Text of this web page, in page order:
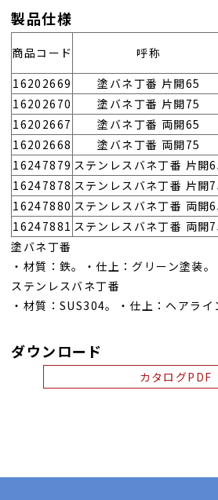
製品仕様
商品コード 呼称
16202669
塗バネ丁番 片開65
16202670
塗バネ丁番 片開75
16202667
塗バネ丁番 両開65
16202668
塗バネ丁番 両開75
16247879 ステンレスバネ丁番 片開
16247878 ステンレスバネ丁番 片開
16247880 ステンレスバネ丁番 両開
16247881 ステンレスバネ丁番 両開
塗バネ丁番
・材質：鉄。・仕上：グリーン塗装。
ステンレスバネ丁番
・材質：SUS304。・仕上：ヘアライ
ダウンロード
カタログPDF